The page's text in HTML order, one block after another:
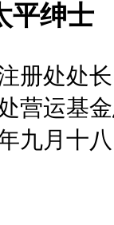
平绅士
册处处长
营运基
九月十八